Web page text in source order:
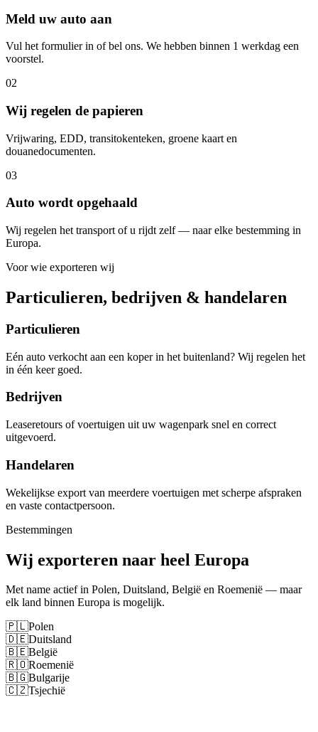
Meld uw auto aan
Vul het formulier in of bel ons. We hebben binnen 1 werkdag een
voorstel.
02
Wij regelen de papieren
Vrijwaring, EDD, transitokenteken, groene kaart en
douanedocumenten.
03
Auto wordt opgehaald
Wij regelen het transport of u rijdt zelf — naar elke bestemming in
Europa.
Voor wie exporteren wij
Particulieren, bedrijven & handelaren
Particulieren
Eén auto verkocht aan een koper in het buitenland? Wij regelen het
in één keer goed.
Bedrijven
Leaseretours of voertuigen uit uw wagenpark snel en correct
uitgevoerd.
Handelaren
Wekelijkse export van meerdere voertuigen met scherpe afspraken
en vaste contactpersoon.
Bestemmingen
Wij exporteren naar heel Europa
Met name actief in Polen, Duitsland, België en Roemenië — maar
elk land binnen Europa is mogelijk.
🇵🇱Polen
🇩🇪Duitsland
🇧🇪België
🇷🇴Roemenië
🇧🇬Bulgarije
🇨🇿Tsjechië